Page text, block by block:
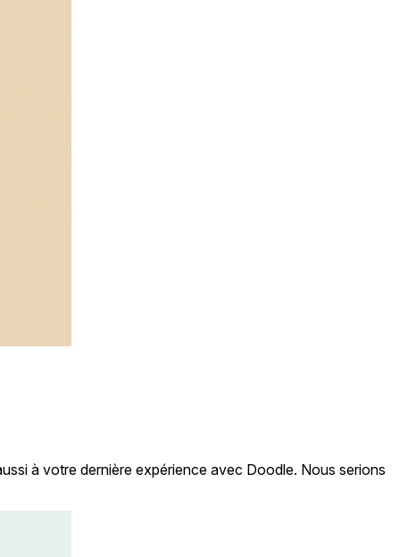
à votre dernière expérience avec Doodle. Nous serions